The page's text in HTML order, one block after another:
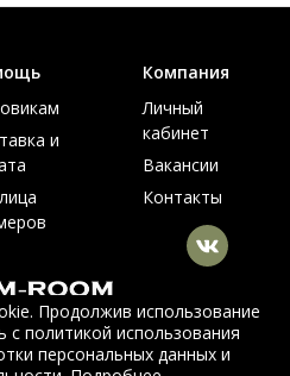
одежды из меха и кожи
2011-2026
и
Компания
Личный
кабинет
Вакансии
Контакты
Продолжив использование
с политикой использования
персональных данных и